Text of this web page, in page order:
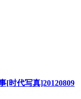
[时代写真]20120809